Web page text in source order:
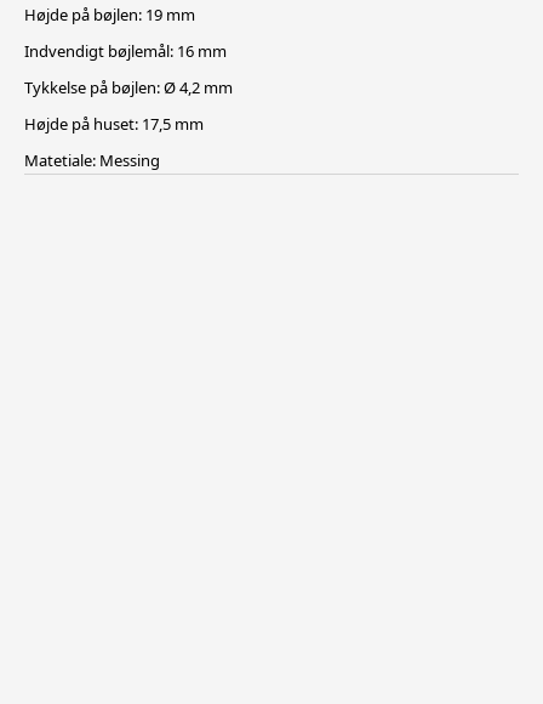
Højde på bøjlen: 19 mm
Indvendigt bøjlemål: 16 mm
Tykkelse på bøjlen: Ø 4,2 mm
Højde på huset: 17,5 mm
Matetiale: Messing